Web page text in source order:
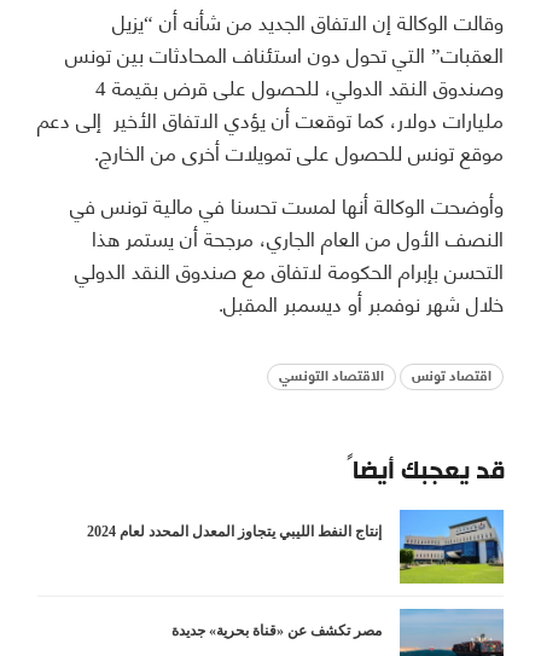
وقالت الوكالة إن الاتفاق الجديد من شأنه أن “يزيل
العقبات” التي تحول دون استئناف المحادثات بين تونس
وصندوق النقد الدولي، للحصول على قرض بقيمة 4
مليارات دولار، كما توقعت أن يؤدي الاتفاق الأخير إلى دعم
موقع تونس للحصول على تمويلات أخرى من الخارج.
وأوضحت الوكالة أنها لمست تحسنا في مالية تونس في
النصف الأول من العام الجاري، مرجحة أن يستمر هذا
التحسن بإبرام الحكومة لاتفاق مع صندوق النقد الدولي
خلال شهر نوفمبر أو ديسمبر المقبل.
اقتصاد تونس الاقتصاد التونسي
قد يعجبك أيضاً
إنتاج النفط الليبي يتجاوز المعدل المحدد لعام 2024
مصر تكشف عن «قناة بحرية» جديدة